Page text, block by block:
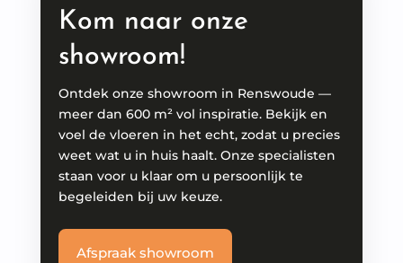
Kom naar onze
showroom!
Ontdek onze showroom in Renswoude —
meer dan 600 m² vol inspiratie. Bekijk en
voel de vloeren in het echt, zodat u precies
weet wat u in huis haalt. Onze specialisten
staan voor u klaar om u persoonlijk te
begeleiden bij uw keuze.
Afspraak showroom